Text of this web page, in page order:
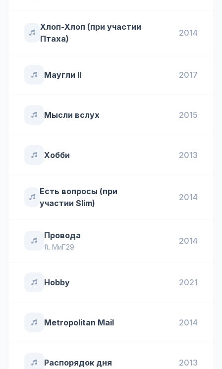
Хлоп-Хлоп (при участии
Птаха)
2014
Маугли II 2017
Мысли вслух 2015
Хобби 2013
Есть вопросы (при
участии Slim)
2014
Провода
ft. МиГ29
2014
Hobby 2021
Metropolitan Mail 2014
Распорядок дня 2013